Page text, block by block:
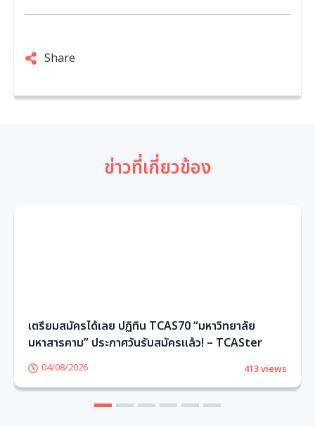
Share
ข่าวที่เกี่ยวข้อง
เตรียมสมัครได้เลย ปฏิทิน TCAS70 “มหาวิทยาลัย
มหาสารคาม” ประกาศวันรับสมัครแล้ว! – TCASter
04/08/2026 413 views
3 4 5 6